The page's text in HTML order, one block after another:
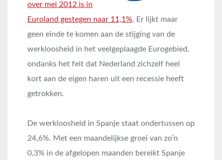
over mei 2012 is in
Euroland gestegen naar 11,1%. Er lijkt maar
geen einde te komen aan de stijging van de
werkloosheid in het veelgeplaagde Eurogebied,
ondanks het feit dat Nederland zichzelf heel
kort aan de eigen haren uit een recessie heeft
getrokken.
De werkloosheid in Spanje staat ondertussen op
24,6%. Met een maandelijkse groei van zo’n
0,3% in de afgelopen maanden bereikt Spanje